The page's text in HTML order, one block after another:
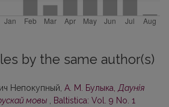
by the same author(s)
Непокупный, А. М. Булыка, Даунія
мовы
Baltistica: Vol. 9 No. 1